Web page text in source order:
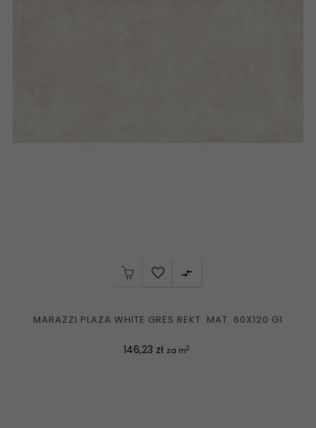

MARAZZI PLAZA WHITE GRES REKT. MAT. 60X120 G1
Cena
146,23 zł za m2